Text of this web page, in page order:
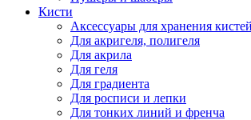
Кисти
Аксессуары для хранения кистей
Для акригеля, полигеля
Для акрила
Для геля
Для градиента
Для росписи и лепки
Для тонких линий и френча